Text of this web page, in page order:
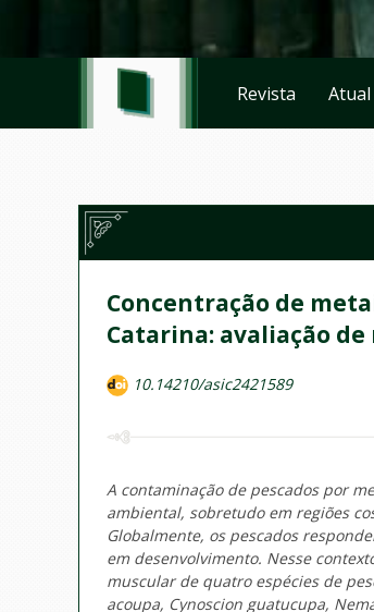
Revista Atual
Concentração de
Catarina: avaliação
10.14210/asic2421589
A contaminação de pescados por
ambiental, sobretudo em regiões
Globalmente, os pescados
em desenvolvimento. Nesse
muscular de quatro espécies de
acoupa, Cynoscion guatucupa,